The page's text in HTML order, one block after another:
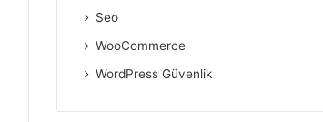
Seo
WooCommerce
WordPress Güvenlik